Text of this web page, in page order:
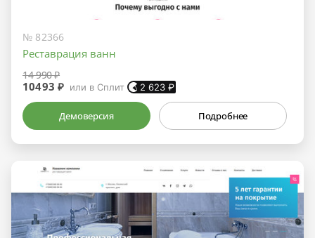
№ 82366
Реставрация ванн
14 990 ₽
10493 ₽ или в Сплит 2 623 ₽
Демоверсия Подробнее